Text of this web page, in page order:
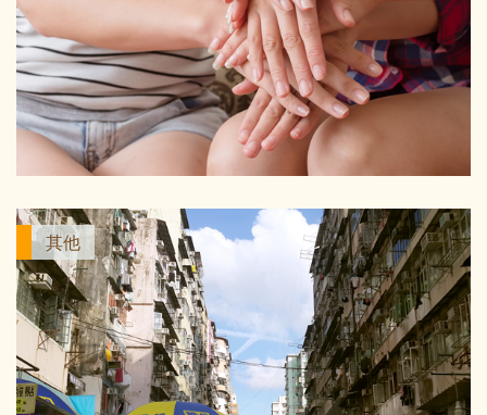
其他